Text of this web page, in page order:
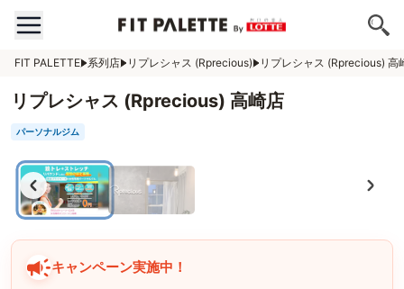
FIT PALETTE 系列店 リプレシャス (Rprecious) リプレシャス (Rprecious) 高
リプレシャス (Rprecious) 高崎店
パーソナルジム
キャンペーン実施中！